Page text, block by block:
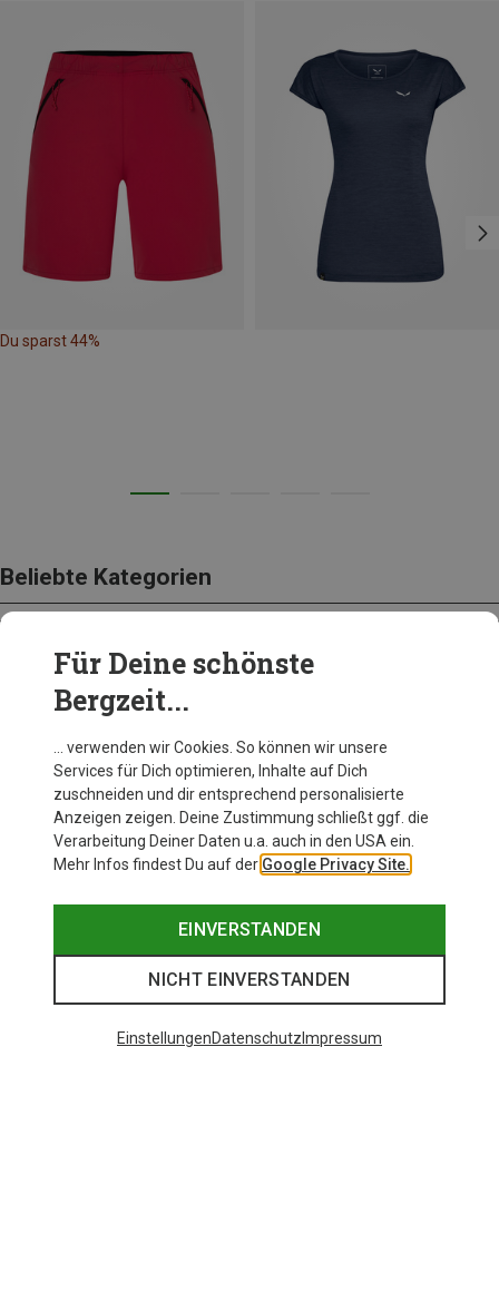
Du sparst 44%
Beliebte Kategorien
BEKLEIDUNG
Für Deine schönste
Bergzeit...
… verwenden wir Cookies. So können wir unsere
Services für Dich optimieren, Inhalte auf Dich
zuschneiden und dir entsprechend personalisierte
Anzeigen zeigen. Deine Zustimmung schließt ggf. die
Verarbeitung Deiner Daten u.a. auch in den USA ein.
Mehr Infos findest Du auf der Google Privacy Site.
EINVERSTANDEN
NICHT EINVERSTANDEN
EinstellungenDatenschutz Impressum